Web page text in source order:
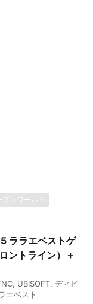
プンワールド
ララエベストゲ
ントライン）＋
, UBISOFT, ディビ
エベスト